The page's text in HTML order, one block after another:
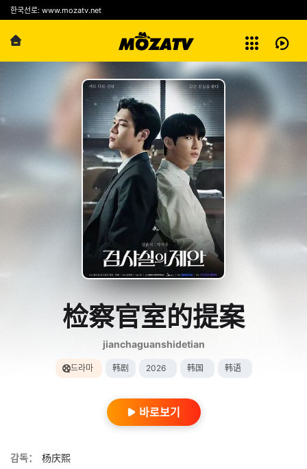
한국선로: www.mozatv.net
전체보기
检察官室的提案
jianchaguanshidetian
드라마 韩剧 2026 韩国 韩语
바로보기
감독：
杨庆熙